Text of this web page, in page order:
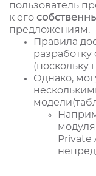
пользователь
к его
предложениям.
Правила
(поскольку
Однако,
Private